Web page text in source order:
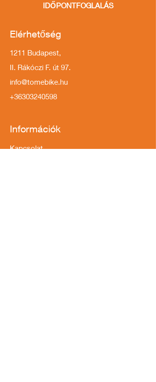
IDŐPONTFOGLALÁS
Elérhetőség
1211 Budapest,
II. Rákóczi F. út 97.
info@tomebike.hu
+36303240598
Információk
Kapcsolat